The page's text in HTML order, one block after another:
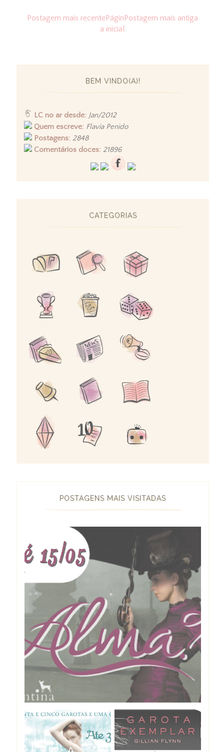
Postagem mais recente Postagem mais antiga
Págin
a inicial
BEM VINDO(A)!
LC no ar desde: Jan/2012
Quem escreve: Flavia Penido
Postagens: 2848
Comentários doces: 21896
CATEGORIAS
POSTAGENS MAIS VISITADAS